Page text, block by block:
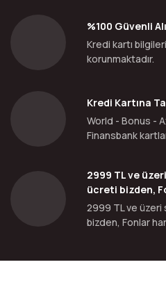
%100 Güvenli
Kredi kartı
korunmaktadır.
Kredi Kartına
World - Bonus -
Finansbank
2999 TL ve
ücreti bizden,
2999 TL ve
bizden, Fonlar